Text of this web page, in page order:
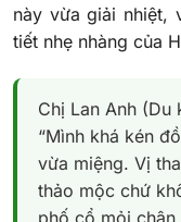
này vừa giải nhiệt,
tiết nhẹ nhàng của
Chị Lan Anh (Du
“Mình khá kén
vừa miệng. Vị
thảo mộc chứ